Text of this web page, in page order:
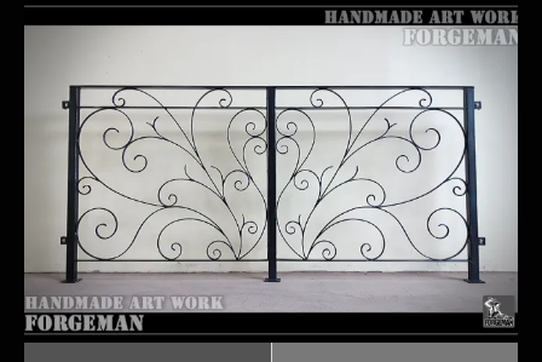
おしゃれな曲線デザインのロートアイアンフェンス
商品詳細を見るオーダーメイドする